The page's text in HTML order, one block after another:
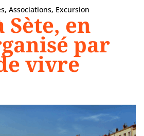
,Associations, Excursion
Sète, en
par
vivre